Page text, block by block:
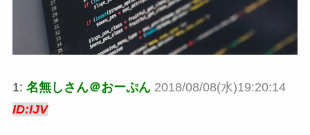
1: 名無しさん＠おーぷん 2018/08/08(水)19:20:14
ID:IJV